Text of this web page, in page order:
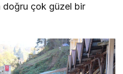
doğru çok güzel bir